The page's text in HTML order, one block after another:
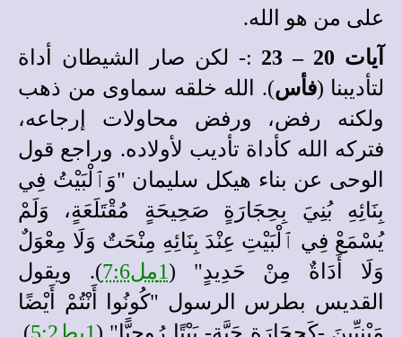
على من هو الله.
آيات 20 – 23
:- لكن صار الشيطان أداة
لتأديبنا (فأس). الله خلقه سماوى من ذهب
ولكنه رفض، ورفض محاولات إرجاعه،
فتركه الله كأداة تأديب لأولاده. وراجع قول
الوحى عن بناء هيكل سليمان "وَٱلْبَيْتُ فِي
بِنَائِهِ بُنِيَ بِحِجَارَةٍ صَحِيحَةٍ مُقْتَلَعَةٍ، وَلَمْ
يُسْمَعْ فِي ٱلْبَيْتِ عِنْدَ بِنَائِهِ مِنْحَتٌ وَلَا مِعْوَلٌ
وَلَا أَدَاةٌ مِنْ حَدِيدٍ" (1مل7:6
). ويقول
القديس بطرس الرسول "كُونُوا أَنْتُمْ أَيْضًا